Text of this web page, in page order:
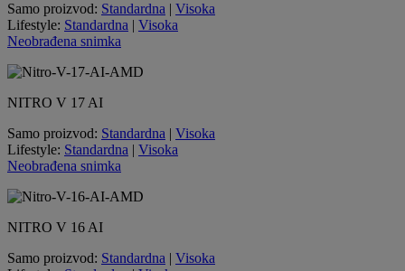
Samo proizvod: Standardna | Visoka
Lifestyle: Standardna | Visoka
Neobrađena snimka
NITRO V 17 AI
Samo proizvod: Standardna | Visoka
Lifestyle: Standardna | Visoka
Neobrađena snimka
NITRO V 16 AI
Samo proizvod: Standardna | Visoka